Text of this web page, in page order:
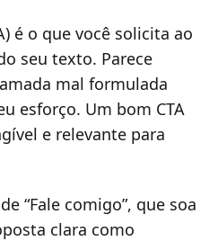
é o que você solicita ao
seu texto. Parece
mal formulada
esforço. Um bom CTA
e relevante para
“Fale comigo”, que soa
clara como